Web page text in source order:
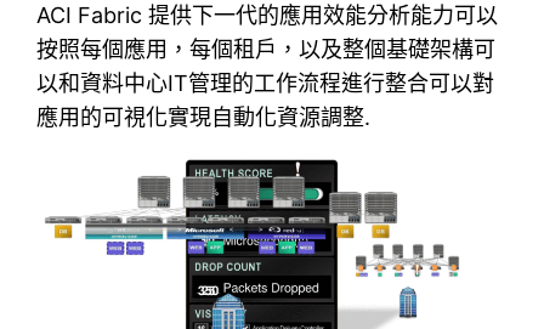
ACI Fabric 提供下一代的應用效能分析能力可以
按照每個應用，每個租戶，以及整個基礎架構可
以和資料中心IT管理的工作流程進行整合可以對
應用的可視化實現自動化資源調整.